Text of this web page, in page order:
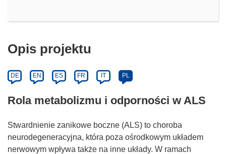
Opis projektu
DE EN ES FR IT PL
Rola metabolizmu i odporności w ALS
Stwardnienie zanikowe boczne (ALS) to choroba
neurodegeneracyjna, która poza ośrodkowym układem
nerwowym wpływa także na inne układy. W ramach